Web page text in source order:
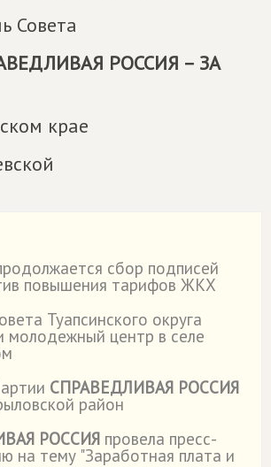
Совета
РОССИЯ – ЗА
крае
сбор подписей
повышения тарифов ЖКХ
Туапсинского округа
молодежный центр в селе
СПРАВЕДЛИВАЯ РОССИЯ
район
РОССИЯ провела пресс-
на тему "Заработная плата и